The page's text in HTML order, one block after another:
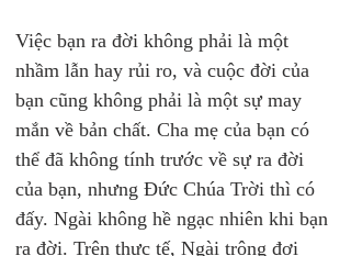
Việc bạn ra đời không phải là một
nhầm lẫn hay rủi ro, và cuộc đời của
bạn cũng không phải là một sự may
mắn về bản chất. Cha mẹ của bạn có
thể đã không tính trước về sự ra đời
của bạn, nhưng Đức Chúa Trời thì có
đấy. Ngài không hề ngạc nhiên khi bạn
ra đời. Trên thực tế, Ngài trông đợi